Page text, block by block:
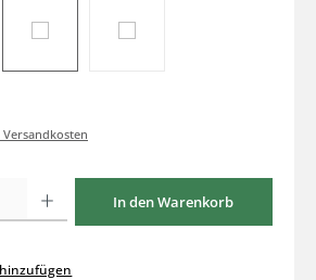
Versandkosten
gewünschten Wert ein oder benutze die Schaltflächen um
In den Warenkorb